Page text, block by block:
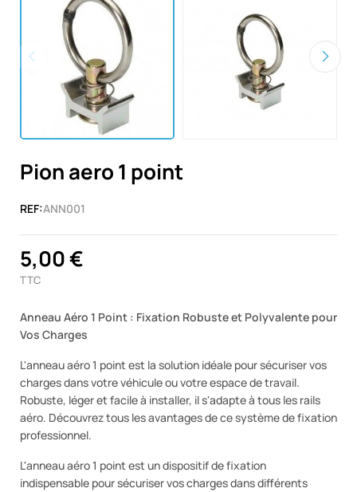
Pion aero 1 point
REF:ANN001
5,00 €
TTC
Anneau Aéro 1 Point : Fixation Robuste et Polyvalente pour
Vos Charges
L'anneau aéro 1 point est la solution idéale pour sécuriser vos
charges dans votre véhicule ou votre espace de travail.
Robuste, léger et facile à installer, il s'adapte à tous les rails
aéro. Découvrez tous les avantages de ce système de fixation
professionnel.
L'anneau aéro 1 point est un dispositif de fixation
indispensable pour sécuriser vos charges dans différents